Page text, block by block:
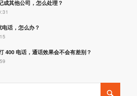
成其他公司，怎么处理？
话，怎么办？
400 电话，通话效果会不会有差别？